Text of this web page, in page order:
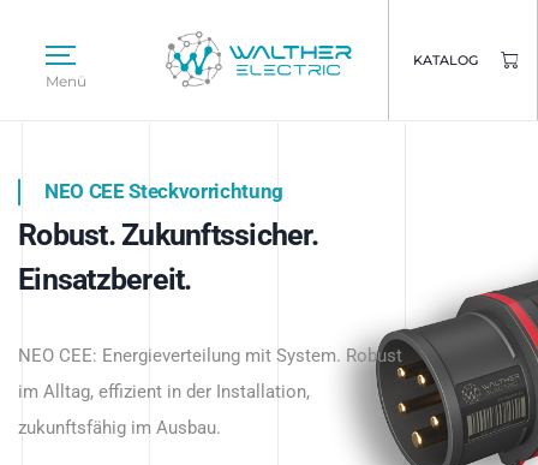
Menü
KATALOG
Intelligente Stromverteilung
beginnt hier.
NEO CEE Steckvorrichtung
Robust. Zukunftssicher.
Einsatzbereit.
NEO CEE: Energieverteilung mit System. Robust
im Alltag, effizient in der Installation,
zukunftsfähig im Ausbau.
Intelligenz trifft Energie.
Anwendungen – robust, IP-geschützt und
zukunftsfähig.